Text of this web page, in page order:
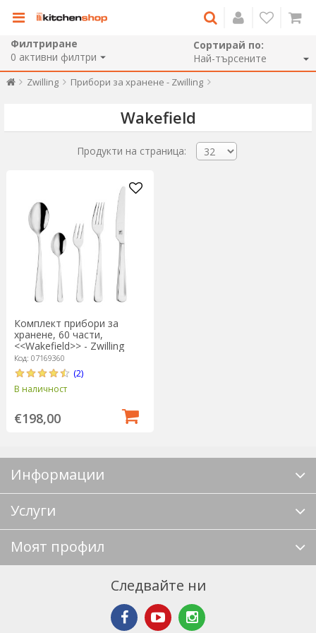
Филтриране
0 активни филтри
Сортирай по:
Zwilling Прибори за хранене - Zwilling
Wakefield
Продукти на страница:
Комплект прибори за
хранене, 60 части,
<<Wakefield>> - Zwilling
Код: 07169360
(2)
В наличност
€198,00
Информации
Услуги
Моят профил
Следвайте ни